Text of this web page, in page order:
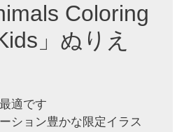
Coloring
」ぬりえ
適です
ション豊かな限定イラス